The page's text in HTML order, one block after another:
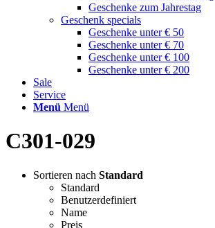
Geschenke zum Jahrestag
Geschenk specials
Geschenke unter € 50
Geschenke unter € 70
Geschenke unter € 100
Geschenke unter € 200
Sale
Service
Menü Menü
C301-029
Sortieren nach Standard
Standard
Benutzerdefiniert
Name
Preis